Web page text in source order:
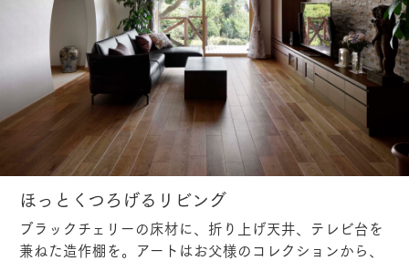
ほっとくつろげるリビング
ブラックチェリーの床材に、折り上げ天井、テレビ台を
兼ねた造作棚を。アートはお父様のコレクションから、